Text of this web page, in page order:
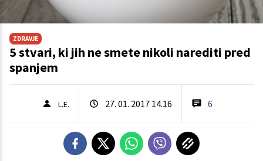
ZDRAVJE
5 stvari, ki jih ne smete nikoli narediti pred
spanjem
L.E. 27. 01. 2017 14.16 6